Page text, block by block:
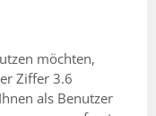
möchten,
Ziffer 3.6
als Benutzer